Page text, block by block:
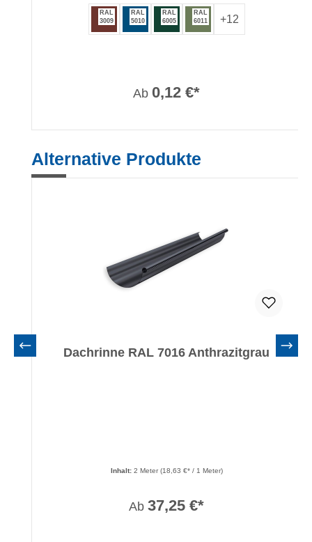
RAL
3009
RAL
5010
RAL
6005
RAL
6011
+12
Ab 0,12 €*
Produktgalerie überspringen
Alternative Produkte
Dachrinne RAL 7016 Anthrazitgrau
Inhalt: 2 Meter (18,63 €* / 1 Meter)
Ab 37,25 €*